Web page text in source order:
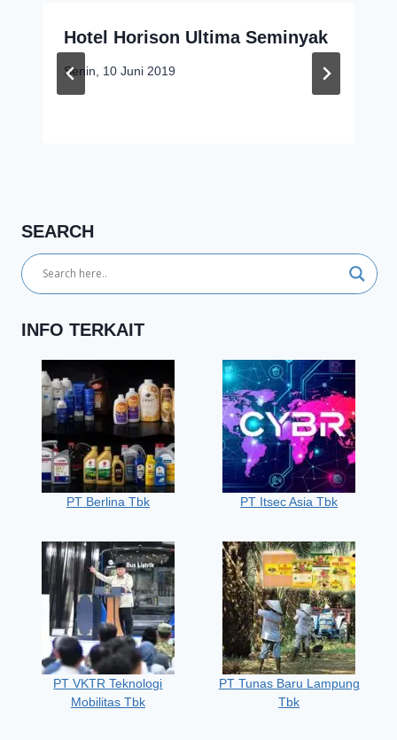
Hotel Horison Ultima Seminyak
Senin, 10 Juni 2019
SEARCH
INFO TERKAIT
PT Berlina Tbk PT Itsec Asia Tbk
PT VKTR Teknologi
Mobilitas Tbk
PT Tunas Baru Lampung
Tbk